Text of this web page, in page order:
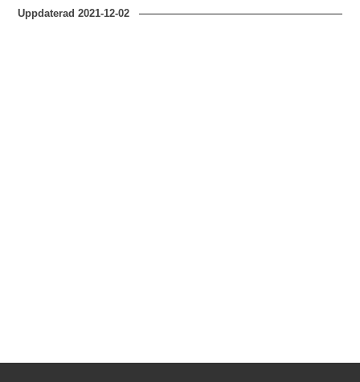
Uppdaterad2021-12-02